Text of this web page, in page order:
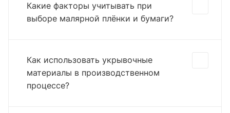
Какие факторы учитывать при
выборе малярной плёнки и бумаги?
Как использовать укрывочные
материалы в производственном
процессе?